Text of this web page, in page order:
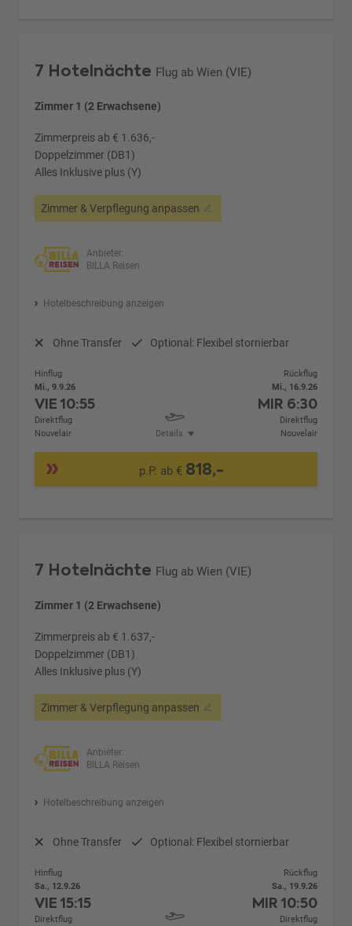
7 Hotelnächte Flug ab Wien (VIE)
Zimmer 1 (2 Erwachsene)
Zimmerpreis ab € 1.636,-
Doppelzimmer (DB1)
Alles Inklusive plus (Y)
Zimmer & Verpflegung anpassen
Anbieter:
BILLA Reisen
Hotelbeschreibung anzeigen
Ohne Transfer Optional: Flexibel stornierbar
Hinflug
Mi., 9.9.26
VIE10:55
Direktflug
Nouvelair
Details
Rückflug
Mi., 16.9.26
MIR 6:30
Direktflug
Nouvelair
p.P. ab € 818,-
7 Hotelnächte Flug ab Wien (VIE)
Zimmer 1 (2 Erwachsene)
Zimmerpreis ab € 1.637,-
Doppelzimmer (DB1)
Alles Inklusive plus (Y)
Zimmer & Verpflegung anpassen
Anbieter:
BILLA Reisen
Hotelbeschreibung anzeigen
Ohne Transfer Optional: Flexibel stornierbar
Hinflug
Sa., 12.9.26
VIE15:15
Direktflug
Rückflug
Sa., 19.9.26
MIR 10:50
Direktflug